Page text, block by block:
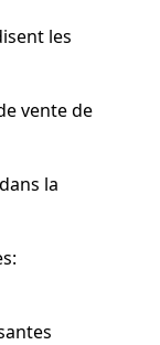
les
vente de
la